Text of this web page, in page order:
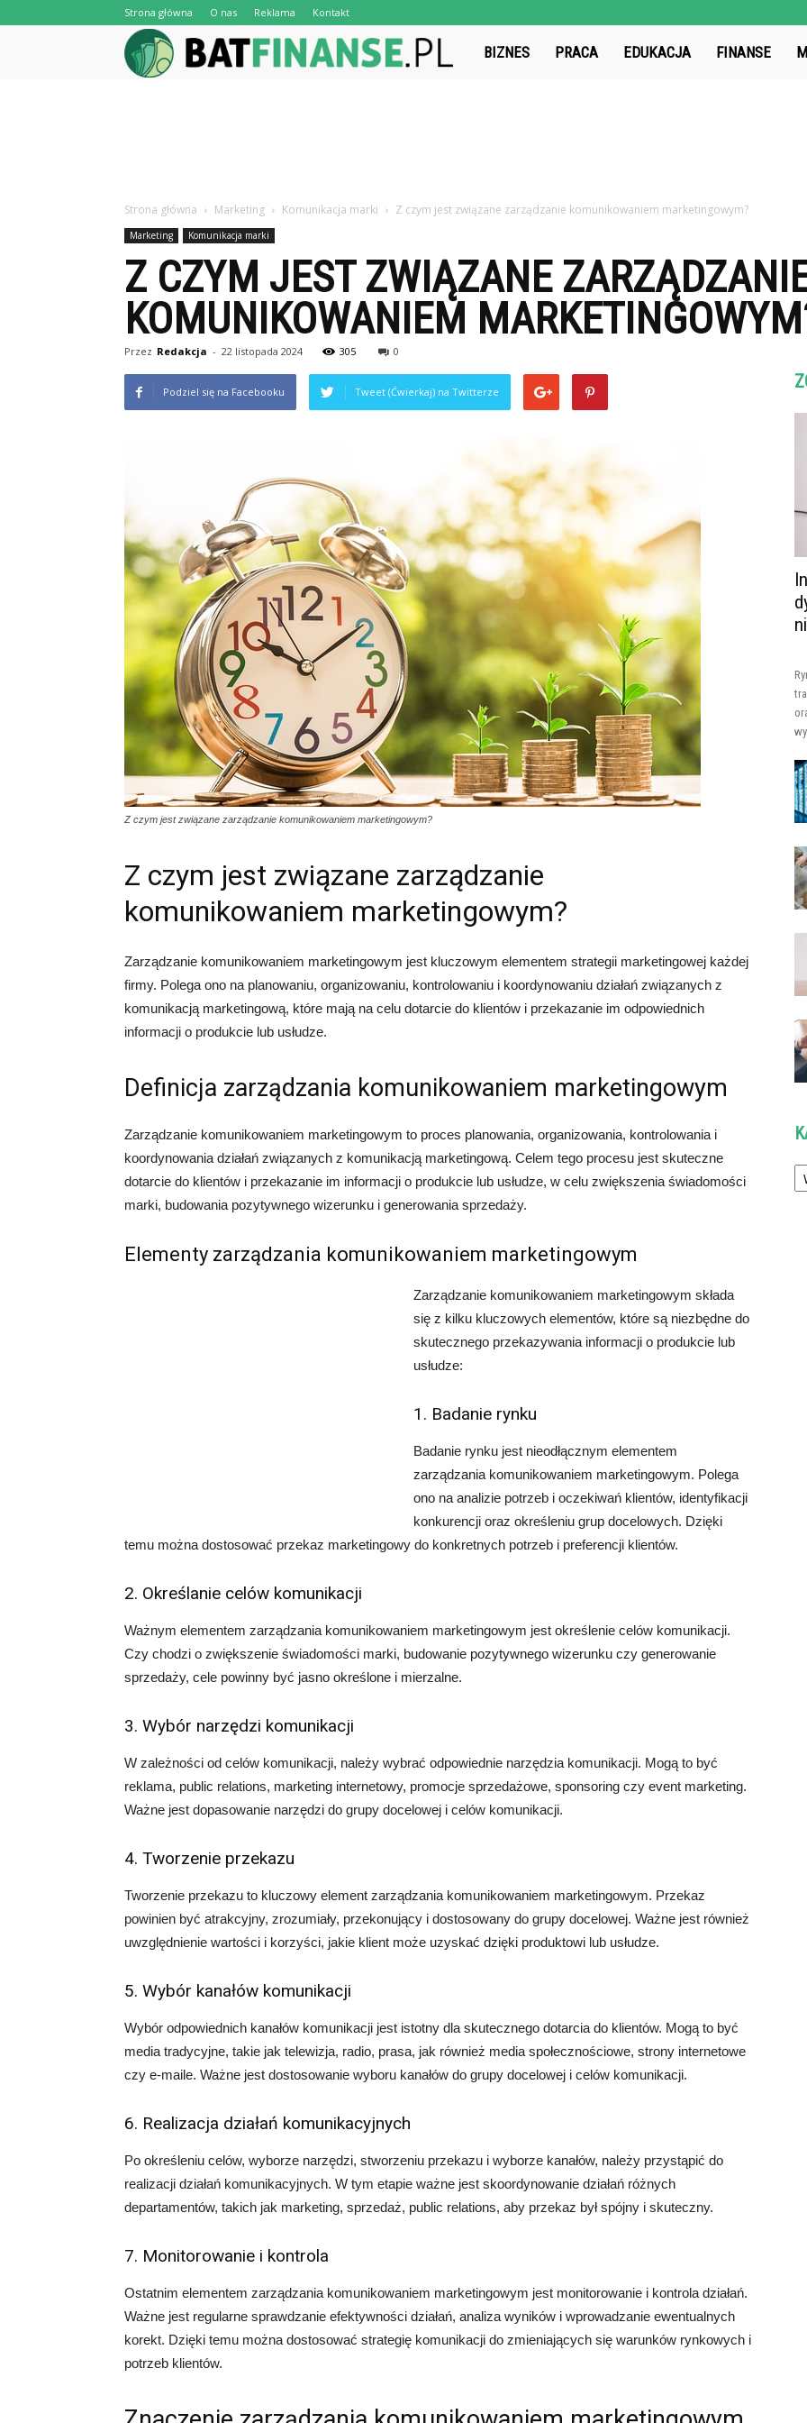
Strona główna O nas Reklama Kontakt
BatFinanse.pl
BIZNES PRACA EDUKACJA FINANSE
Strona główna Marketing Komunikacja marki Z czym jest związane zarządzanie komunikowaniem marketingowym?
Marketing Komunikacja marki
Z CZYM JEST ZWIĄZANE
KOMUNIKOWANIEM
Przez Redakcja - 22 listopada 2024 305 0
Podziel się na Facebooku Tweet (Ćwierkaj) na Twitterze
Z czym jest związane zarządzanie komunikowaniem marketingowym?
Z czym jest związane zarządzanie
komunikowaniem marketingowym?
Zarządzanie komunikowaniem marketingowym jest kluczowym elementem strategii marketingowej każdej
firmy. Polega ono na planowaniu, organizowaniu, kontrolowaniu i koordynowaniu działań związanych z
komunikacją marketingową, które mają na celu dotarcie do klientów i przekazanie im odpowiednich
informacji o produkcie lub usłudze.
Definicja zarządzania komunikowaniem marketingowym
Zarządzanie komunikowaniem marketingowym to proces planowania, organizowania, kontrolowania i
koordynowania działań związanych z komunikacją marketingową. Celem tego procesu jest skuteczne
dotarcie do klientów i przekazanie im informacji o produkcie lub usłudze, w celu zwiększenia świadomości
marki, budowania pozytywnego wizerunku i generowania sprzedaży.
Elementy zarządzania komunikowaniem marketingowym
Zarządzanie komunikowaniem marketingowym składa
się z kilku kluczowych elementów, które są niezbędne do
skutecznego przekazywania informacji o produkcie lub
usłudze:
1. Badanie rynku
Badanie rynku jest nieodłącznym elementem
zarządzania komunikowaniem marketingowym. Polega
ono na analizie potrzeb i oczekiwań klientów, identyfikacji
konkurencji oraz określeniu grup docelowych. Dzięki
temu można dostosować przekaz marketingowy do konkretnych potrzeb i preferencji klientów.
2. Określanie celów komunikacji
Ważnym elementem zarządzania komunikowaniem marketingowym jest określenie celów komunikacji.
Czy chodzi o zwiększenie świadomości marki, budowanie pozytywnego wizerunku czy generowanie
sprzedaży, cele powinny być jasno określone i mierzalne.
3. Wybór narzędzi komunikacji
W zależności od celów komunikacji, należy wybrać odpowiednie narzędzia komunikacji. Mogą to być
reklama, public relations, marketing internetowy, promocje sprzedażowe, sponsoring czy event marketing.
Ważne jest dopasowanie narzędzi do grupy docelowej i celów komunikacji.
4. Tworzenie przekazu
Tworzenie przekazu to kluczowy element zarządzania komunikowaniem marketingowym. Przekaz
powinien być atrakcyjny, zrozumiały, przekonujący i dostosowany do grupy docelowej. Ważne jest również
uwzględnienie wartości i korzyści, jakie klient może uzyskać dzięki produktowi lub usłudze.
5. Wybór kanałów komunikacji
Wybór odpowiednich kanałów komunikacji jest istotny dla skutecznego dotarcia do klientów. Mogą to być
media tradycyjne, takie jak telewizja, radio, prasa, jak również media społecznościowe, strony internetowe
czy e-maile. Ważne jest dostosowanie wyboru kanałów do grupy docelowej i celów komunikacji.
6. Realizacja działań komunikacyjnych
Po określeniu celów, wyborze narzędzi, stworzeniu przekazu i wyborze kanałów, należy przystąpić do
realizacji działań komunikacyjnych. W tym etapie ważne jest skoordynowanie działań różnych
departamentów, takich jak marketing, sprzedaż, public relations, aby przekaz był spójny i skuteczny.
7. Monitorowanie i kontrola
Ostatnim elementem zarządzania komunikowaniem marketingowym jest monitorowanie i kontrola działań.
Ważne jest regularne sprawdzanie efektywności działań, analiza wyników i wprowadzanie ewentualnych
korekt. Dzięki temu można dostosować strategię komunikacji do zmieniających się warunków rynkowych i
potrzeb klientów.